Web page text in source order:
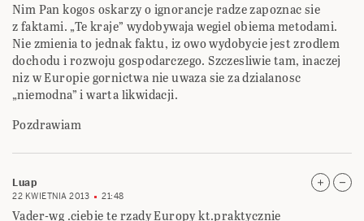
Nim Pan kogos oskarzy o ignorancje radze zapoznac sie
z faktami. „Te kraje” wydobywaja wegiel obiema metodami.
Nie zmienia to jednak faktu, iz owo wydobycie jest zrodlem
dochodu i rozwoju gospodarczego. Szczesliwie tam, inaczej
niz w Europie gornictwa nie uwaza sie za dzialanosc
„niemodna” i warta likwidacji.
Pozdrawiam
Luap
22 KWIETNIA 2013 21:48
Vader-wg .ciebie te rzady Europy kt.praktycznie